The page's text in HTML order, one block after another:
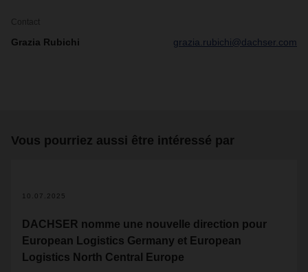
Contact
Grazia Rubichi grazia.rubichi@dachser.com
Vous pourriez aussi être intéressé par
10.07.2025
DACHSER nomme une nouvelle direction pour
European Logistics Germany et European
Logistics North Central Europe